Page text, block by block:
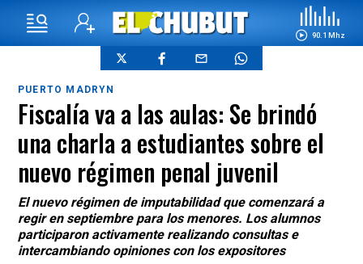
90.1 Mhz
PUERTO MADRYN
Fiscalía va a las aulas: Se brindó
una charla a estudiantes sobre el
nuevo régimen penal juvenil
El nuevo régimen de imputabilidad que comenzará a
regir en septiembre para los menores. Los alumnos
participaron activamente realizando consultas e
intercambiando opiniones con los expositores